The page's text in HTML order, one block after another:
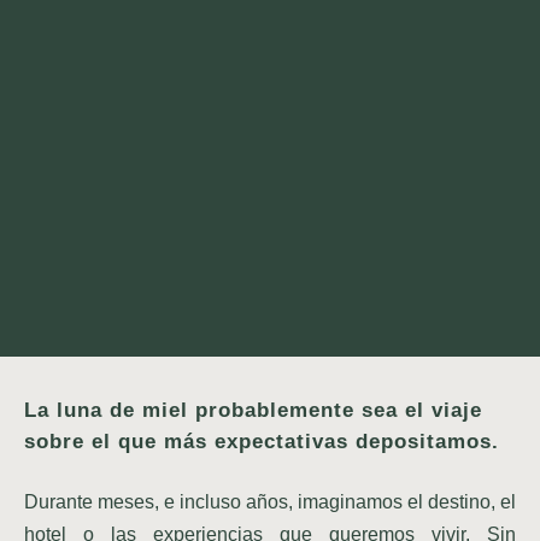
La luna de miel probablemente sea el viaje
sobre el que más expectativas depositamos.
Durante meses, e incluso años, imaginamos el destino, el
hotel o las experiencias que queremos vivir. Sin